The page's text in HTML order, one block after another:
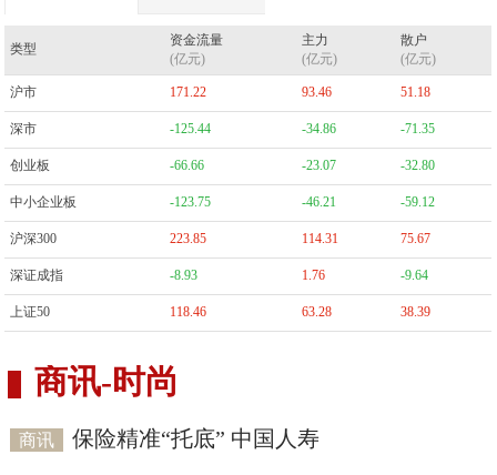
类型
资金流量
(亿元)
主力
(亿元)
散户
(亿元)
沪市 171.22 93.46 51.18
深市 -125.44 -34.86 -71.35
创业板 -66.66 -23.07 -32.80
中小企业板 -123.75 -46.21 -59.12
沪深300 223.85 114.31 75.67
深证成指 -8.93 1.76 -9.64
上证50 118.46 63.28 38.39
商讯-时尚
商讯 保险精准“托底” 中国人寿